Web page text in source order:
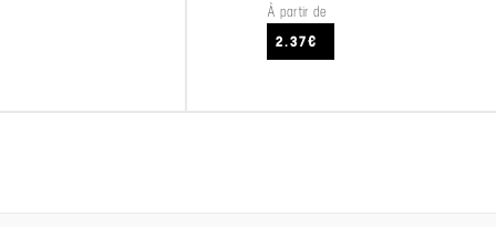
VOIR LE PRODUIT
À partir de
2.37€